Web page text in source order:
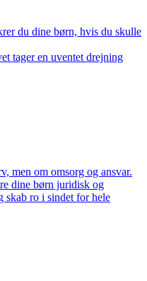
du dine børn, hvis du skulle
tager en uventet drejning
men om omsorg og ansvar.
dine børn juridisk og
skab ro i sindet for hele